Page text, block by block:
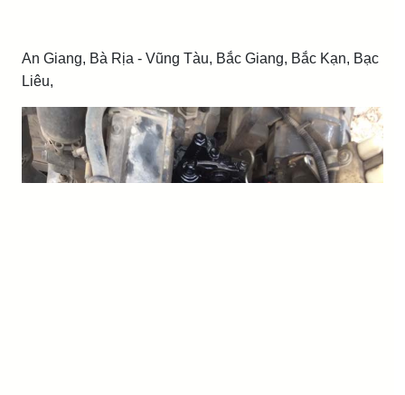
An Giang, Bà Rịa - Vũng Tàu, Bắc Giang, Bắc Kạn, Bạc
Liêu,